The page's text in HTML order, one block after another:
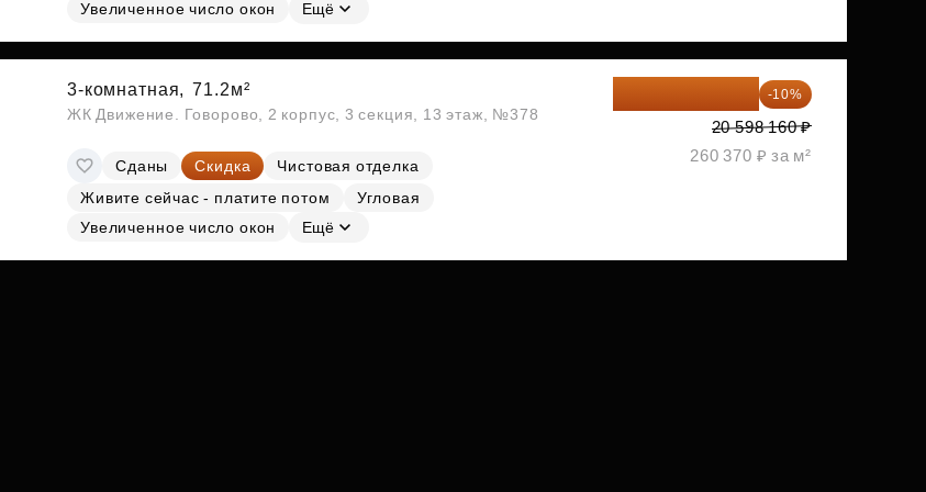
СубсидииУвеличенное число окон
Ещё
3-комнатная, 71.2м²
ЖК Движение. Говорово, 2 корпус, 3 секция, 13 этаж, №378
Сданы Скидка
Чистовая отделка
Живите сейчас - платите потом
Угловая
Увеличенное число окон
Ещё
-10%
20 598 160 ₽
260 370 ₽ за м²